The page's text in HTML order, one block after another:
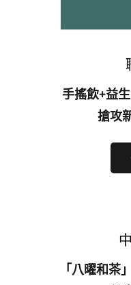
手搖飲+益
搶攻
「八曜和茶